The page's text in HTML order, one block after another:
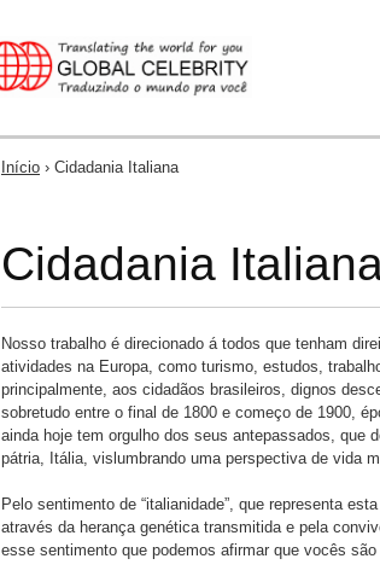
Você está aqui
Início › Cidadania Italiana
Cidadania
Nosso trabalho é direcionado á todos que tenham
atividades na Europa, como turismo, estudos,
principalmente, aos cidadãos brasileiros, dignos
sobretudo entre o final de 1800 e começo de 1900,
ainda hoje tem orgulho dos seus antepassados, que
pátria, Itália, vislumbrando uma perspectiva de vida
Pelo sentimento de “italianidade”, que representa
através da herança genética transmitida e pela
esse sentimento que podemos afirmar que vocês